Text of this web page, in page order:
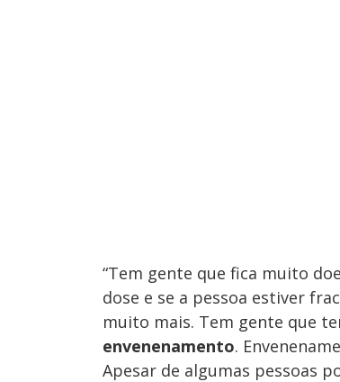
“Tem gente que fica muito
dose e se a pessoa estiver
muito mais. Tem gente que
envenenamento.
Apesar de algumas pessoas